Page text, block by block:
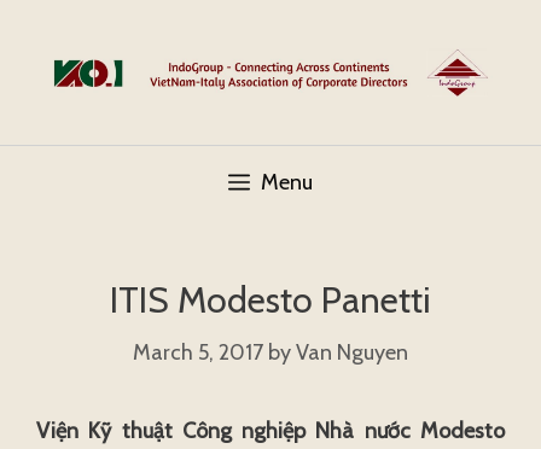
content
Menu
ITIS Modesto Panetti
March 5, 2017 byVan Nguyen
Viện Kỹ thuật Công nghiệp Nhà nước Modesto